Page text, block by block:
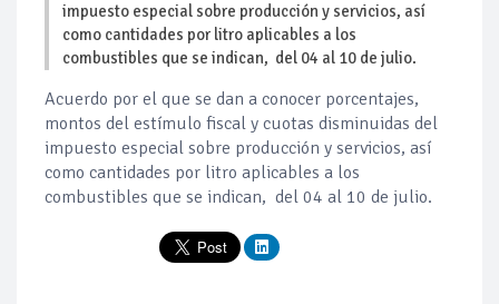
impuesto especial sobre producción y servicios, así
como cantidades por litro aplicables a los
combustibles que se indican, del 04 al 10 de julio.
Acuerdo por el que se dan a conocer porcentajes,
montos del estímulo fiscal y cuotas disminuidas del
impuesto especial sobre producción y servicios, así
como cantidades por litro aplicables a los
combustibles que se indican, del 04 al 10 de julio.